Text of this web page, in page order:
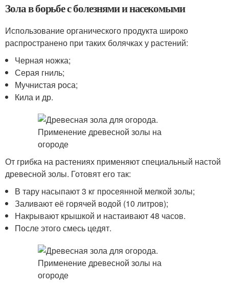
Зола в борьбе с болезнями и насекомыми
Использование органического продукта широко
распространено при таких болячках у растений:
Черная ножка;
Серая гниль;
Мучнистая роса;
Кила и др.
От грибка на растениях применяют специальный настой
древесной золы. Готовят его так:
В тару насыпают 3 кг просеянной мелкой золы;
Заливают её горячей водой (10 литров);
Накрывают крышкой и настаивают 48 часов.
После этого смесь цедят.